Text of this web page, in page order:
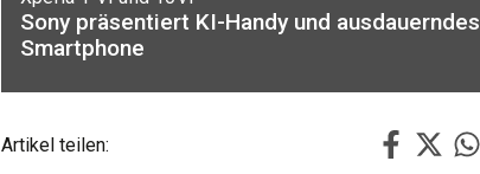
Sony präsentiert KI-Handy und ausdauerndes
Smartphone
Artikel teilen: